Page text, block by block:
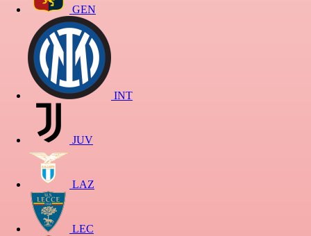
GEN
INT
JUV
LAZ
LEC